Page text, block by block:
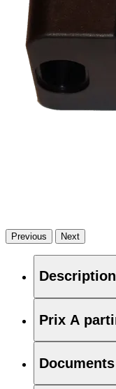
Previous Next
Description
Prix
Documents